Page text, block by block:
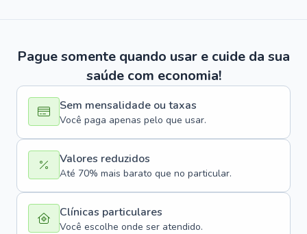
Pague somente quando usar e cuide da sua
saúde com economia!
Sem mensalidade ou taxas
Você paga apenas pelo que usar.
Valores reduzidos
Até 70% mais barato que no particular.
Clínicas particulares
Você escolhe onde ser atendido.